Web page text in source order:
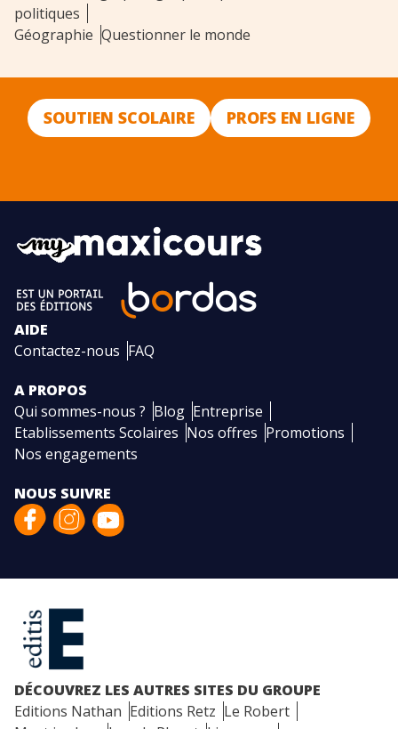
politiques
Géographie Questionner le monde
SOUTIEN SCOLAIRE PROFS EN LIGNE
AIDE
Contactez-nous FAQ
A PROPOS
Qui sommes-nous ? Blog Entreprise
Etablissements Scolaires Nos offres Promotions
Nos engagements
NOUS SUIVRE
DÉCOUVREZ LES AUTRES SITES DU GROUPE
Editions Nathan Editions Retz Le Robert